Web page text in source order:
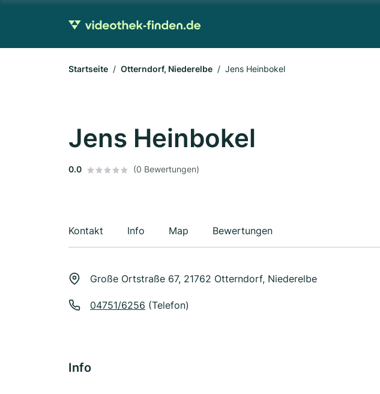
Startseite Otterndorf, Niederelbe Jens Heinbokel
Jens Heinbokel
0.0 (0 Bewertungen)
Kontakt Info Map Bewertungen
Große Ortstraße 67, 21762 Otterndorf, Niederelbe
04751/6256 (Telefon)
Info